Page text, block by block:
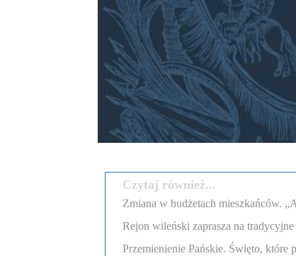
Czytaj również...
Zmiana w budżetach mieszkańców.
Rejon wileński zaprasza na
Przemienienie Pańskie. Święto, które